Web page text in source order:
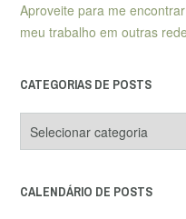
Aproveite para me
meu trabalho em outras
CATEGORIAS DE POSTS
de
CALENDÁRIO DE POSTS